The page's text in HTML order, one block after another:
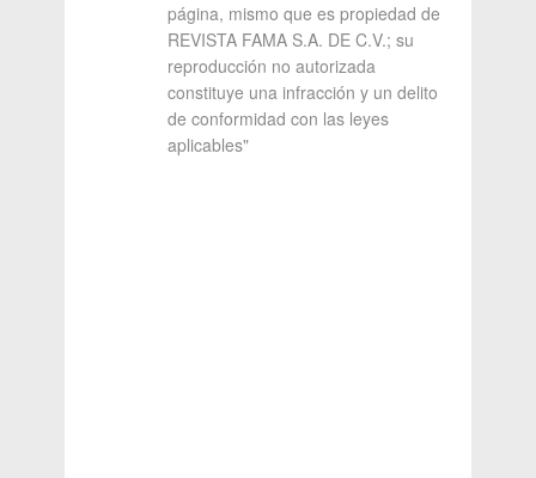
página, mismo que es propiedad de
REVISTA FAMA S.A. DE C.V.; su
reproducción no autorizada
constituye una infracción y un delito
de conformidad con las leyes
aplicables"